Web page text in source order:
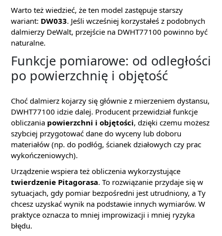
Warto też wiedzieć, że ten model zastępuje starszy
wariant: DW033. Jeśli wcześniej korzystałeś z podobnych
dalmierzy DeWalt, przejście na DWHT77100 powinno być
naturalne.
Funkcje pomiarowe: od odległości
po powierzchnię i objętość
Choć dalmierz kojarzy się głównie z mierzeniem dystansu,
DWHT77100 idzie dalej. Producent przewidział funkcje
obliczania powierzchni i objętości, dzięki czemu możesz
szybciej przygotować dane do wyceny lub doboru
materiałów (np. do podłóg, ścianek działowych czy prac
wykończeniowych).
Urządzenie wspiera też obliczenia wykorzystujące
twierdzenie Pitagorasa. To rozwiązanie przydaje się w
sytuacjach, gdy pomiar bezpośredni jest utrudniony, a Ty
chcesz uzyskać wynik na podstawie innych wymiarów. W
praktyce oznacza to mniej improwizacji i mniej ryzyka
błędu.